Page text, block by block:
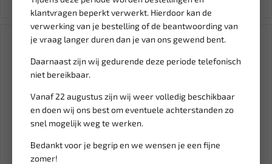
klantvragen beperkt verwerkt. Hierdoor kan de
verwerking van je bestelling of de beantwoording van
je vraag langer duren dan je van ons gewend bent.
Daarnaast zijn wij gedurende deze periode telefonisch
niet bereikbaar.
Vanaf 22 augustus zijn wij weer volledig beschikbaar
en doen wij ons best om eventuele achterstanden zo
snel mogelijk weg te werken.
Bedankt voor je begrip en we wensen je een fijne
zomer!
Verwachte
levering binnen 5
tot 10 werkdagen Leverbaar